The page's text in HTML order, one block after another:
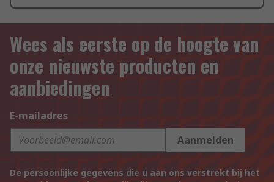
Wees als eerste op de hoogte van
onze nieuwste producten en
aanbiedingen
E-mailadres
Aanmelden
De persoonlijke gegevens die u aan ons verstrekt bij het